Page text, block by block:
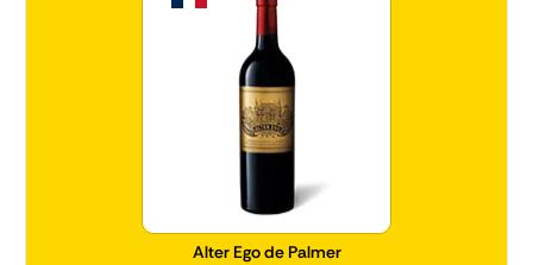
Alter Ego de Palmer